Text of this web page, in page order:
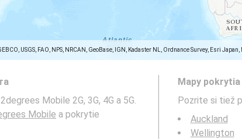
USGS, FAO, NPS, NRCAN, GeoBase, IGN, Kadaster NL, Ordnance Survey, Esri
Mobile 2G, 3G, 4G a 5G.
Mobile a pokrytie
Mapy
Pozrite si tiež
Auckland
Wellington